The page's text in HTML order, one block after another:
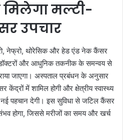
मल्टी-
उपचार
नेफ्रो, थोरेसिक और हेड एंड नेक कैंसर
डॉक्टरों और आधुनिक तकनीक के समन्वय से
जाएगा। अस्पताल प्रबंधन के अनुसार
में शामिल होगी और क्षेत्रीय स्वास्थ्य
पहचान देगी। इस सुविधा से जटिल कैंसर
होगा, जिससे मरीजों का समय और खर्च